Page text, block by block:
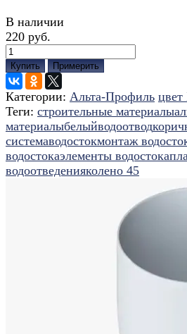
В наличии
220 руб.
Купить Примерить
Категории: Альта-Профиль цвет
Теги: строительные материалы
материалыбелыйводоотвод
системаводостокмонтаж
водостокаэлементы водостока
водоотведенияколено 45